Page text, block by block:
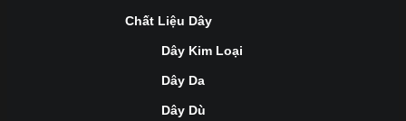
Chất Liệu Dây
Dây Kim Loại
Dây Da
Dây Dù